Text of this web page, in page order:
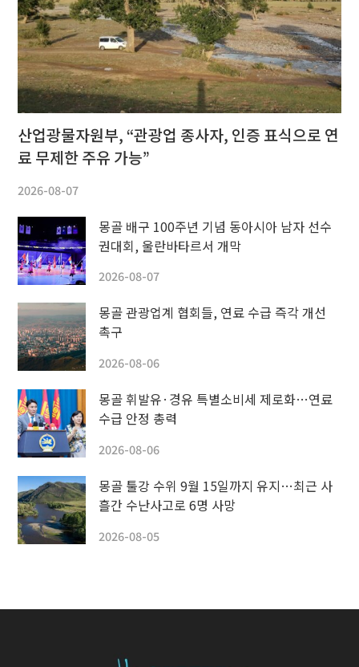
산업광물자원부, “관광업 종사자, 인증 표식으로 연
료 무제한 주유 가능”
2026-08-07
몽골 배구 100주년 기념 동아시아 남자 선수
권대회, 울란바타르서 개막
2026-08-07
몽골 관광업계 협회들, 연료 수급 즉각 개선
촉구
2026-08-06
몽골 휘발유·경유 특별소비세 제로화…연료
수급 안정 총력
2026-08-06
몽골 툴강 수위 9월 15일까지 유지…최근 사
흘간 수난사고로 6명 사망
2026-08-05